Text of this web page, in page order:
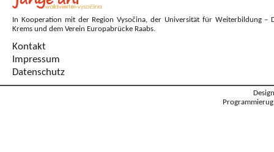
In Kooperation mit der Region Vysočina, der Universität für Weiterbildung –
Krems und dem Verein Europabrücke Raabs.
Kontakt
Impressum
Datenschutz